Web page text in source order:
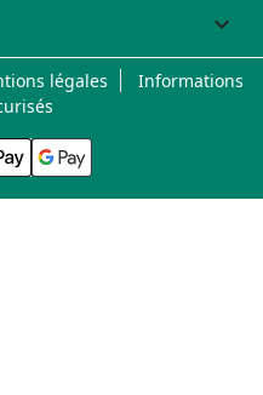
keyboard_arrow_down
légales
Informations